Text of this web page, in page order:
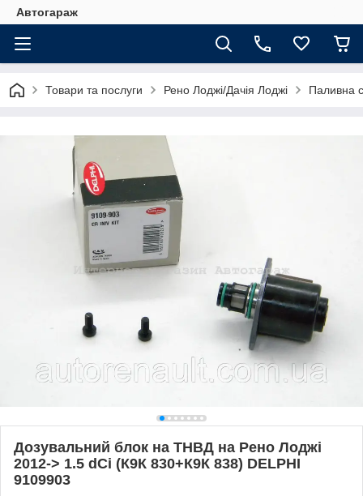
Автогараж
Товари та послуги Рено Лоджі/Дачія Лоджі Паливна
Дозувальний блок на ТНВД на Рено Лоджі
2012-> 1.5 dCi (К9К 830+К9К 838) DELPHI
9109903